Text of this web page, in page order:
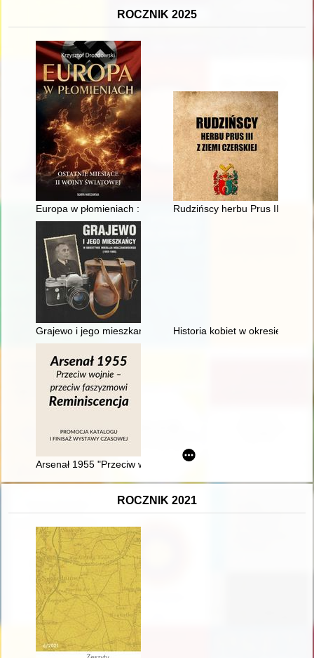
ROCZNIK 2025
Europa w płomieniach : ostatnie miesiące II wojny światowej
Rudzińscy herbu Prus III z
Grajewo i jego mieszkańcy w obiektywie Mikołaja
Historia kobiet w okresie
Arsenał 1955 "Przeciw wojnie - przeciw faszyzmowi" :
ROCZNIK 2021